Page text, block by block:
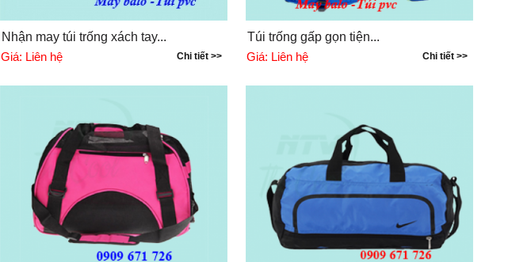
Nhận may túi trống xách tay...
Chi tiết >>
Giá: Liên hệ
Túi trống gấp gọn tiện...
Chi tiết >>
Giá: Liên hệ